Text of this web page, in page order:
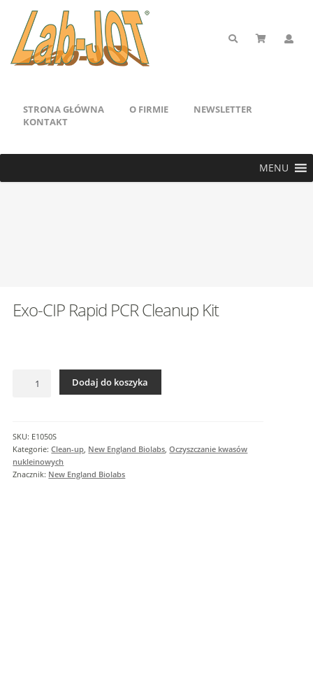
STRONA GŁÓWNA O FIRMIE
NEWSLETTER
KONTAKT
MENU
Exo-CIP Rapid PCR Cleanup Kit
PCR
Cleanup
Kit
Dodaj do koszyka
SKU: E1050S
Kategorie:Clean-up New England Biolabs ,Oczyszczanie kwasów
nukleinowych
Znacznik: New England Biolabs